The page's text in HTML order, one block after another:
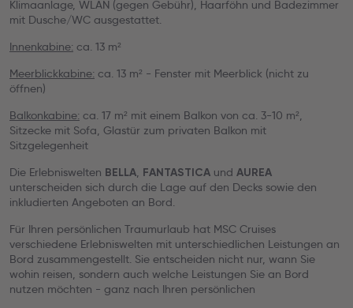
Klimaanlage, WLAN (gegen Gebühr), Haarföhn und Badezimmer
mit Dusche/WC ausgestattet.
Innenkabine: ca. 13 m²
Meerblickkabine: ca. 13 m² - Fenster mit Meerblick (nicht zu
öffnen)
Balkonkabine: ca. 17 m² mit einem Balkon von ca. 3-10 m²,
Sitzecke mit Sofa, Glastür zum privaten Balkon mit
Sitzgelegenheit
Die Erlebniswelten BELLA, FANTASTICA und AUREA
unterscheiden sich durch die Lage auf den Decks sowie den
inkludierten Angeboten an Bord.
Für Ihren persönlichen Traumurlaub hat MSC Cruises
verschiedene Erlebniswelten mit unterschiedlichen Leistungen an
Bord zusammengestellt. Sie entscheiden nicht nur, wann Sie
wohin reisen, sondern auch welche Leistungen Sie an Bord
nutzen möchten - ganz nach Ihren persönlichen